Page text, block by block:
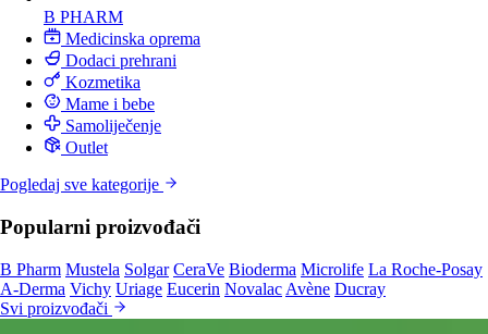
B PHARM
Medicinska oprema
Dodaci prehrani
Kozmetika
Mame i bebe
Samoliječenje
Outlet
Pogledaj sve kategorije
Popularni proizvođači
B Pharm Mustela Solgar CeraVe Bioderma Microlife La Roche-Posay
A-Derma Vichy Uriage Eucerin Novalac Avène Ducray
Svi proizvođači